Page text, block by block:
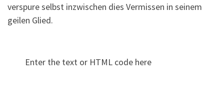
verspure selbst inzwischen dies Vermissen in seinem
geilen Glied.
Enter the text or HTML code here